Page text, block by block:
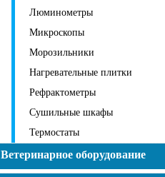
Люминометры
Микроскопы
Морозильники
Нагревательные плитки
Рефрактометры
Сушильные шкафы
Термостаты
Ветеринарное оборудование